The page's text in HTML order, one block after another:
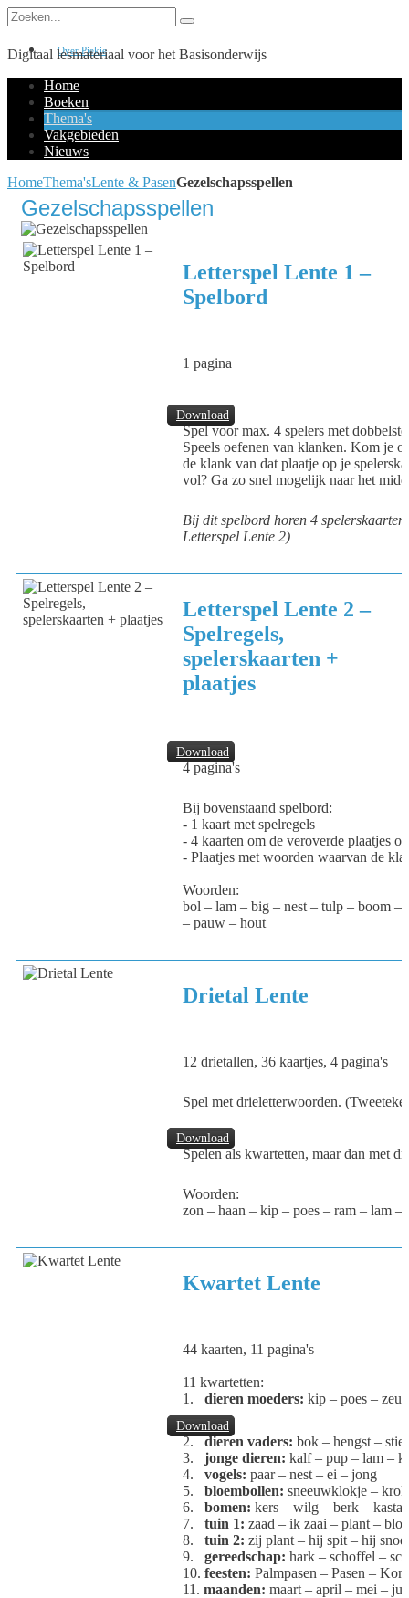
Over Piekie
Digitaal lesmateriaal voor het Basisonderwijs
Home
Boeken
Thema's
Vakgebieden
Nieuws
HomeThema'sLente & PasenGezelschapsspellen
Gezelschapsspellen
Download
Letterspel Lente 1 –
Spelbord
1 pagina
Spel voor max. 4 spelers met
Speels oefenen van klanken. Kom je
de klank van dat plaatje op je
vol? Ga zo snel mogelijk naar het
Bij dit spelbord horen 4
Letterspel Lente 2)
Download
Letterspel Lente 2 –
Spelregels,
spelerskaarten +
plaatjes
4 pagina's
Bij bovenstaand spelbord:
- 1 kaart met spelregels
- 4 kaarten om de veroverde plaatjes
- Plaatjes met woorden waarvan de
Woorden:
bol – lam – big – nest – tulp – boom –
– pauw – hout
Download
Drietal Lente
12 drietallen, 36 kaartjes, 4 pagina's
Spel met drieletterwoorden.
Spelen als kwartetten, maar dan met
Woorden:
zon – haan – kip – poes – ram – lam
Download
Kwartet Lente
44 kaarten, 11 pagina's
11 kwartetten:
1. dieren moeders: kip – poes –
2.dieren vaders: bok – hengst –
3. jonge dieren: kalf – pup – lam –
4. vogels: paar – nest – ei – jong
5.
bloembollen: sneeuwklokje –
6.
bomen: kers – wilg – berk –
7.
tuin 1: zaad – ik zaai – plant –
8.
tuin 2: zij plant – hij spit – hij
9.
gereedschap: hark – schoffel –
10. feesten: Palmpasen – Pasen –
11. maanden: maart – april – mei –